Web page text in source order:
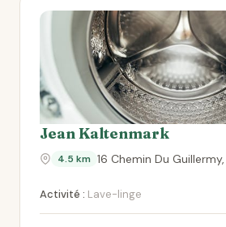
Jean Kaltenmark
4.5 km 16 Chemin Du
Activité : Lave-linge